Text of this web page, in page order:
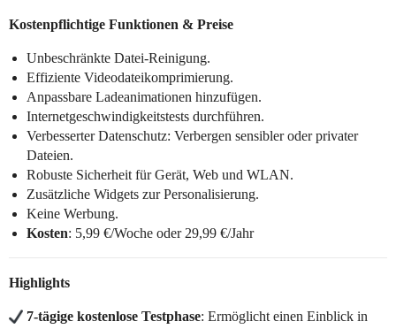
Kostenpflichtige Funktionen & Preise
Unbeschränkte Datei-Reinigung.
Effiziente Videodateikomprimierung.
Anpassbare Ladeanimationen hinzufügen.
Internetgeschwindigkeitstests durchführen.
Verbesserter Datenschutz: Verbergen sensibler oder privater
Dateien.
Robuste Sicherheit für Gerät, Web und WLAN.
Zusätzliche Widgets zur Personalisierung.
Keine Werbung.
Kosten: 5,99 €/Woche oder 29,99 €/Jahr
Highlights
7-tägige kostenlose Testphase: Ermöglicht einen Einblick in